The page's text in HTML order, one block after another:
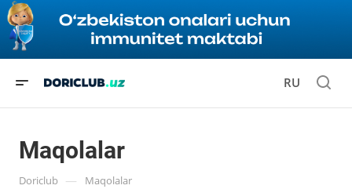
RU
Maqolalar
Doriclub — Maqolalar